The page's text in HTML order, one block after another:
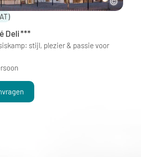
Deli***
stijl, plezier & passie voor